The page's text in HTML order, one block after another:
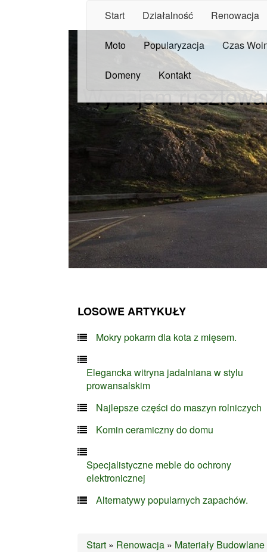
Start Działalność Renowacja
Moto Popularyzacja Czas
Domeny Kontakt
Wynajem
LOSOWE ARTYKUŁY
Mokry pokarm dla kota z mięsem.
Elegancka witryna jadalniana w stylu
prowansalskim
Najlepsze części do maszyn rolniczych
Komin ceramiczny do domu
Specjalistyczne meble do ochrony
elektronicznej
Alternatywy popularnych zapachów.
Start » Renowacja » Materiały Budowlane